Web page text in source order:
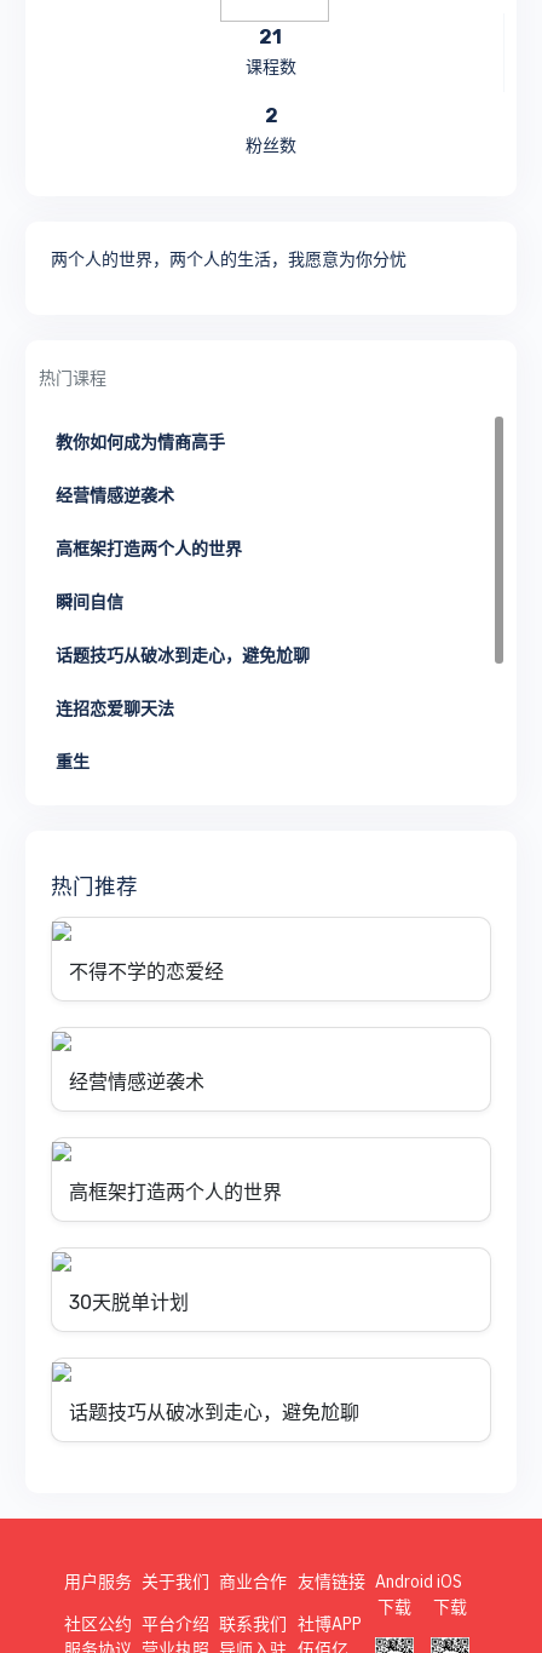
21
课程数
2
粉丝数
两个人的世界，两个人的生活，我愿意为你分忧
热门课程
教你如何成为情商高手
经营情感逆袭术
高框架打造两个人的世界
瞬间自信
话题技巧从破冰到走心，避免尬聊
连招恋爱聊天法
重生
身体语言不用开口，读懂对方潜台词
热门推荐
不得不学的恋爱经
经营情感逆袭术
高框架打造两个人的世界
30天脱单计划
话题技巧从破冰到走心，避免尬聊
用户服务
社区公约
关于我们
平台介绍
商业合作
联系我们
友情链接
社博APP
Android
下载
iOS
下载